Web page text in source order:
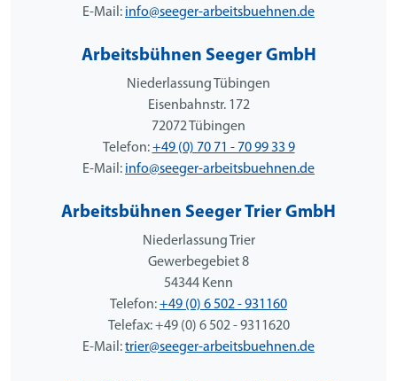
E-Mail: info@seeger-arbeitsbuehnen.de
Arbeitsbühnen Seeger GmbH
Niederlassung Tübingen
Eisenbahnstr. 172
72072 Tübingen
Telefon:+49 (0) 70 71 - 70 99 33 9
E-Mail: info@seeger-arbeitsbuehnen.de
Arbeitsbühnen Seeger Trier GmbH
Niederlassung Trier
Gewerbegebiet 8
54344 Kenn
Telefon:+49 (0) 6 502 - 931160
Telefax: +49 (0) 6 502 - 9311620
E-Mail:trier@seeger-arbeitsbuehnen.de